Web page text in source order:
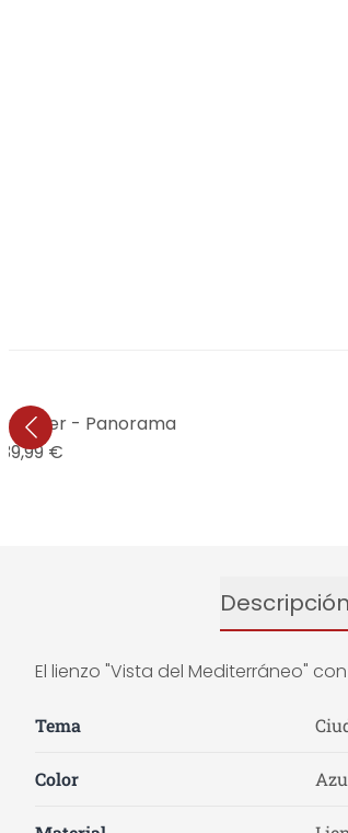
- Panorama
39,99 €
Descripción
El lienzo "Vista del Mediterráneo"
Tema
Color